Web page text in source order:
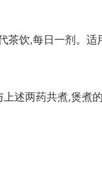
饮,每日一剂。
述两药共煮,煲煮